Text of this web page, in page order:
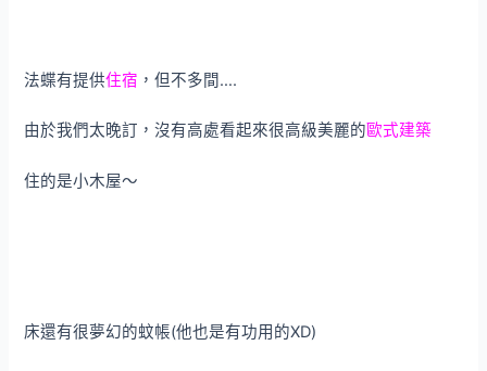
法蝶有提供住宿 ，但不多間….
由於我們太晚訂，沒有高處看起來很高級美麗的歐式建築
住的是小木屋～
床還有很夢幻的蚊帳(他也是有功用的XD)